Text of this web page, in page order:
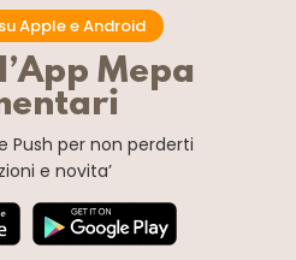
Apple e Android
Mepa
Push per non perderti
e novita’